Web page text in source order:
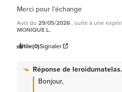
Merci pour l'échange
Avis du 29/05/2026, suite à une
MONIQUE L.
Utile(0)Signaler
Réponse de
Bonjour,